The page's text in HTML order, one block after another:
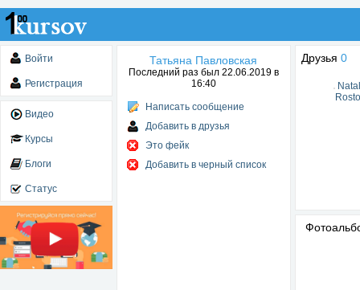
Войти
Регистрация
Видео
Курсы
Блоги
Статус
Татьяна Павловская
Последний раз был 22.06.2019 в
16:40
Написать сообщение
Добавить в друзья
Это фейк
Добавить в черный список
Друзья 0